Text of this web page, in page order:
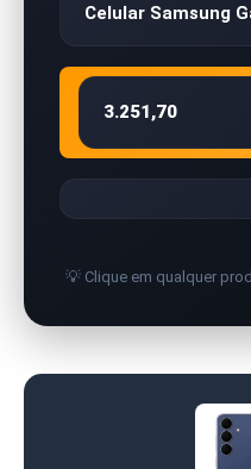
Celular Samsung
3.251,70
💡 Clique em qualquer